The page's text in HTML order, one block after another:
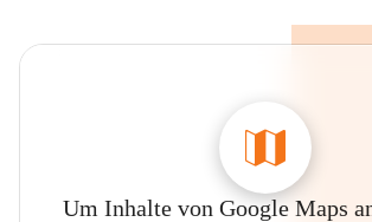
Um Inhalte von Google Maps